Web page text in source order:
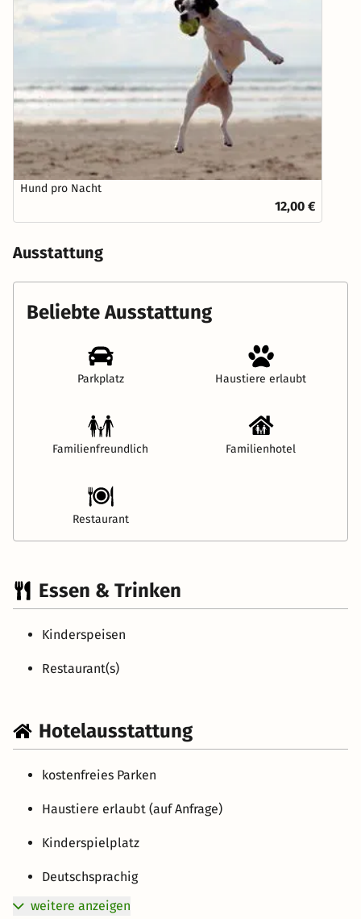
Hund pro Nacht
12,00 €
Ausstattung
Beliebte Ausstattung
Parkplatz Haustiere erlaubt
Familienfreundlich Familienhotel
Restaurant
Essen & Trinken
Kinderspeisen
Restaurant(s)
Hotelausstattung
kostenfreies Parken
Haustiere erlaubt (auf Anfrage)
Kinderspielplatz
Deutschsprachig
weitere anzeigen